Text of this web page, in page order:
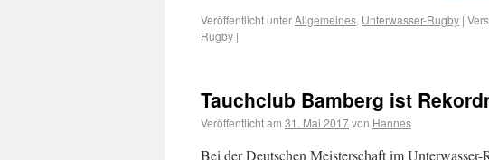
Veröffentlicht unterAllgemeines, Unterwasser-Rugby |
Rugby |
Tauchclub Bamberg ist
Veröffentlicht am 31. Mai 2017von Hannes
Bei der Deutschen Meisterschaft im